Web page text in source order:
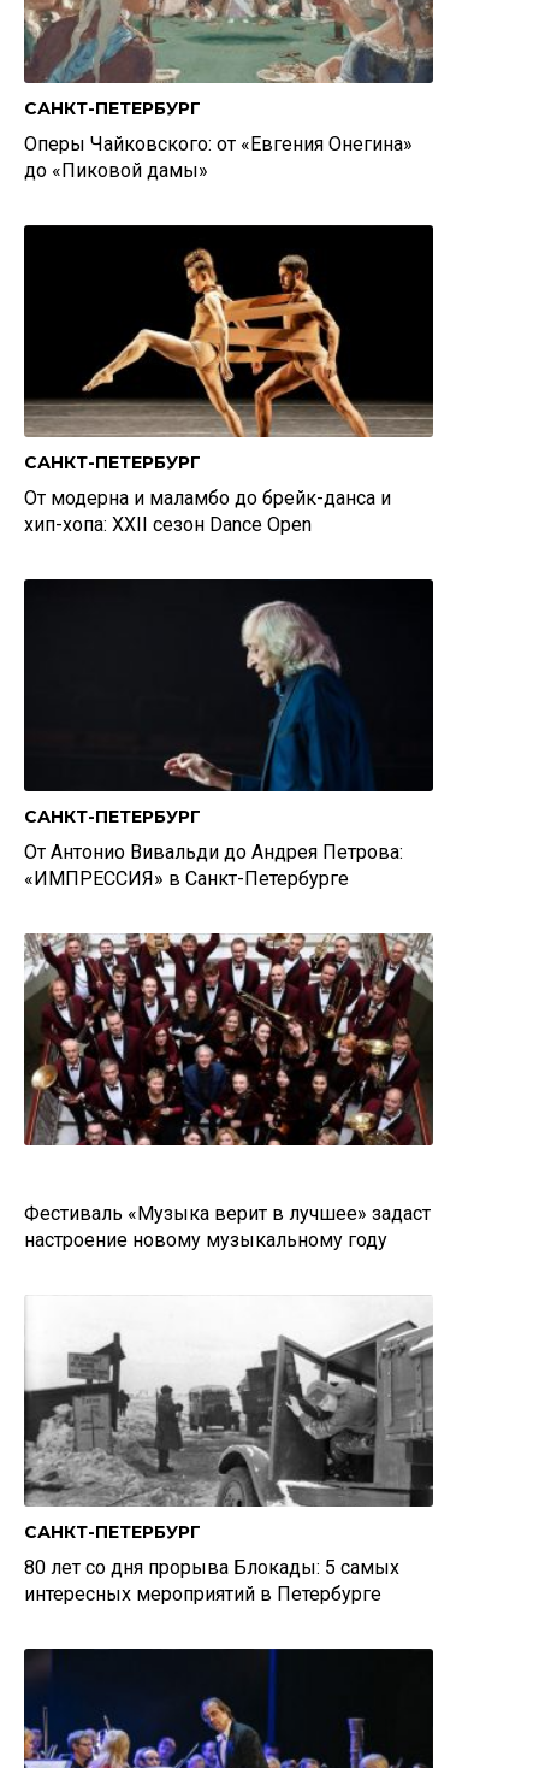
САНКТ-ПЕТЕРБУРГ
Оперы Чайковского: от «Евгения Онегина»
до «Пиковой дамы»
САНКТ-ПЕТЕРБУРГ
От модерна и маламбо до брейк-данса и
хип-хопа: XXII сезон Dance Open
САНКТ-ПЕТЕРБУРГ
От Антонио Вивальди до Андрея Петрова:
«ИМПРЕССИЯ» в Санкт-Петербурге
Фестиваль «Музыка верит в лучшее» задаст
настроение новому музыкальному году
САНКТ-ПЕТЕРБУРГ
80 лет со дня прорыва Блокады: 5 самых
интересных мероприятий в Петербурге